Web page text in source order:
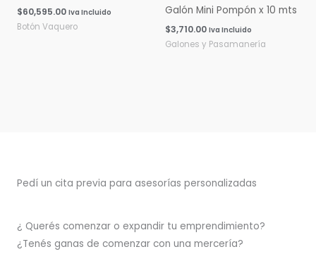
$60,595.00 Iva Incluido
Botón Vaquero
Galón Mini Pompón x 10 mts
$3,710.00 Iva Incluido
Galones y Pasamanería
Pedí un cita previa para asesorías personalizadas
¿ Querés comenzar o expandir tu emprendimiento?
¿Tenés ganas de comenzar con una mercería?